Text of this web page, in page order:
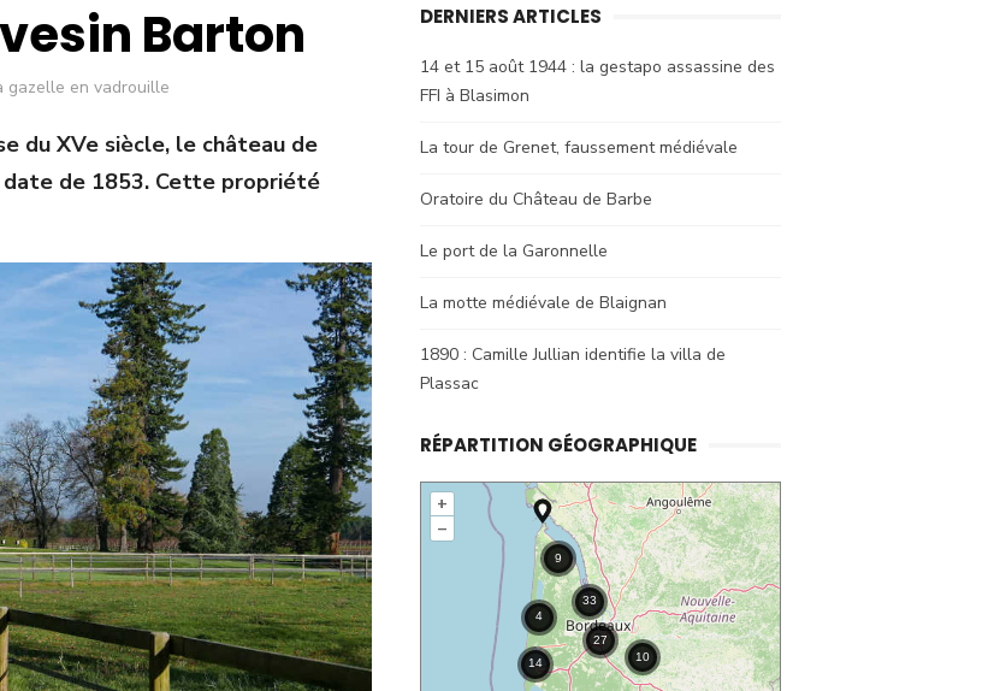
Barton
gazelle en vadrouille
du XVe siècle, le château de
de 1853. Cette propriété
DERNIERS ARTICLES
14 et 15 août 1944 : la gestapo assassine des
FFI à Blasimon
La tour de Grenet, faussement médiévale
Oratoire du Château de Barbe
Le port de la Garonnelle
La motte médiévale de Blaignan
1890 : Camille Jullian identifie la villa de
Plassac
RÉPARTITION GÉOGRAPHIQUE
+
–